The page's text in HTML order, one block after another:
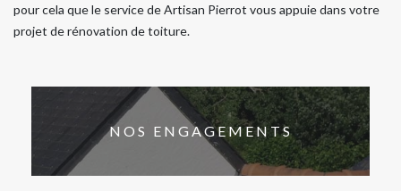
pour cela que le service de Artisan Pierrot vous appuie dans votre
projet de rénovation de toiture.
NOS ENGAGEMENTS